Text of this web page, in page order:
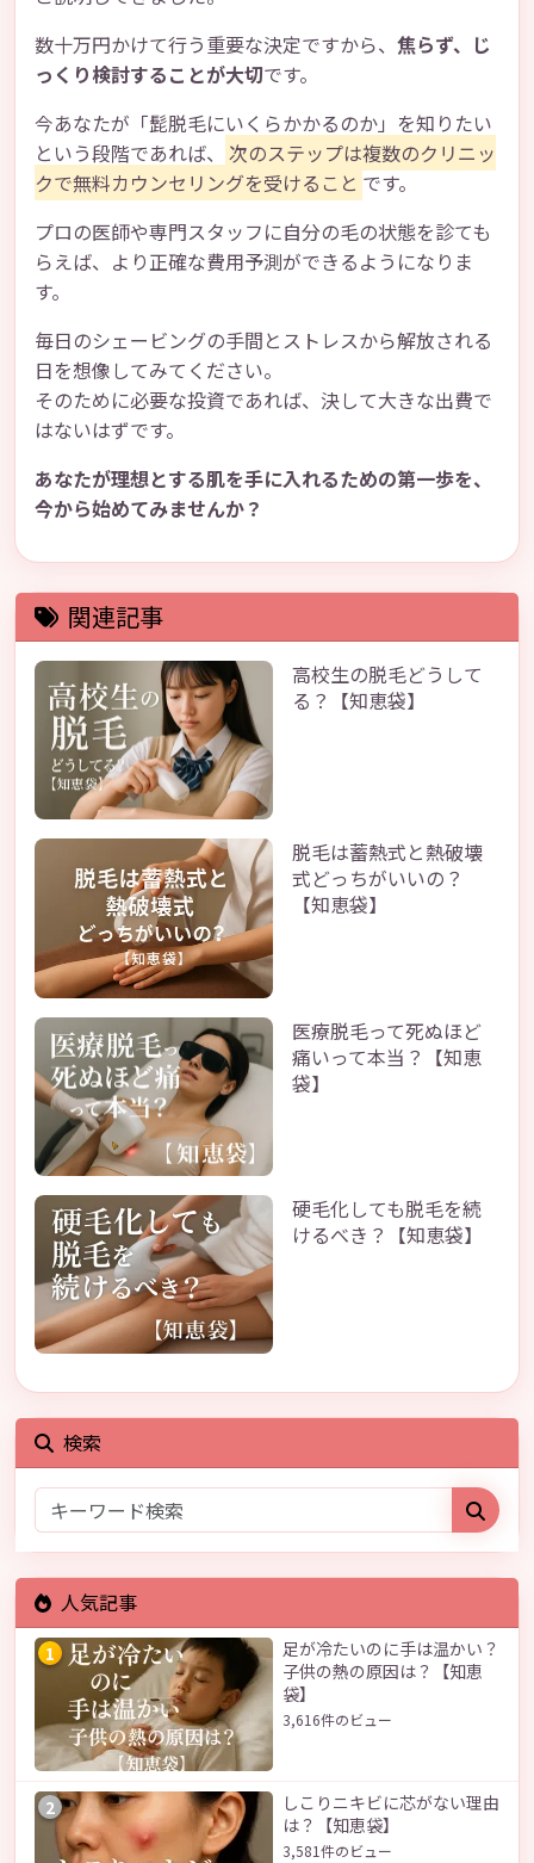
数十万円かけて行う重要な決定ですから、 焦らず、じ
っくり検討することが大切です。
今あなたが「髭脱毛にいくらかかるのか」を知りたい
という段階であれば、 次のステップは複数のクリニッ
クで無料カウンセリングを受けること です。
プロの医師や専門スタッフに自分の毛の状態を診ても
らえば、より正確な費用予測ができるようになりま
す。
毎日のシェービングの手間とストレスから解放される
日を想像してみてください。
そのために必要な投資であれば、決して大きな出費で
はないはずです。
あなたが理想とする肌を手に入れるための第一歩を、
今から始めてみませんか？
関連記事
高校生の脱毛どうして
る？【知恵袋】
脱毛は蓄熱式と熱破壊
式どっちがいいの？
【知恵袋】
医療脱毛って死ぬほど
痛いって本当？【知恵
袋】
硬毛化しても脱毛を続
けるべき？【知恵袋】
検索
人気記事
1
足が冷たいのに手は温かい？
子供の熱の原因は？【知恵
袋】
3,616件のビュー
2
しこりニキビに芯がない理由
は？【知恵袋】
3,581件のビュー